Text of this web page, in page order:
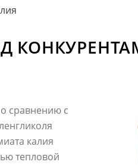
сравнению с
калия
тепловой